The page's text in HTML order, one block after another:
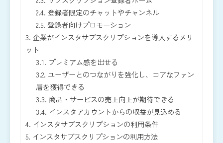
2.4. 登録者限定のチャットやチャンネル
2.5. 登録者向けプロモーション
3. 企業がインスタサブスクリプションを導入するメリ
ット
3.1. プレミアム感を出せる
3.2. ユーザーとのつながりを強化し、コアなファン
層を獲得できる
3.3. 商品・サービスの売上向上が期待できる
3.4. インスタアカウントからの収益が見込める
4. インスタサブスクリプションの利用条件
5. インスタサブスクリプションの利用方法